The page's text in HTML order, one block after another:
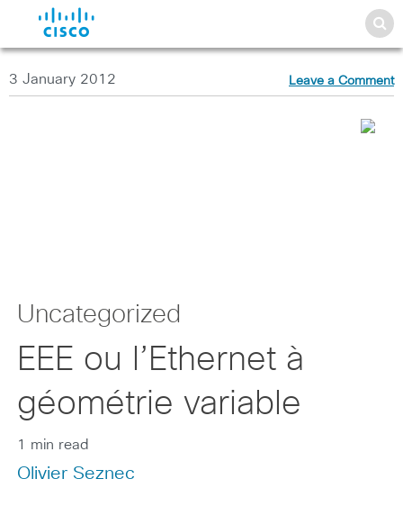
3 January 2012 Leave a Comment
Uncategorized
EEE ou l’Ethernet à
géométrie variable
1 min read
Olivier Seznec